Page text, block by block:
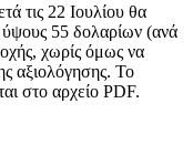
τις 22 Ιουλίου θα
ύψους 55 δολαρίων (ανά
χωρίς όμως να
αξιολόγησης. Το
στο αρχείο PDF.